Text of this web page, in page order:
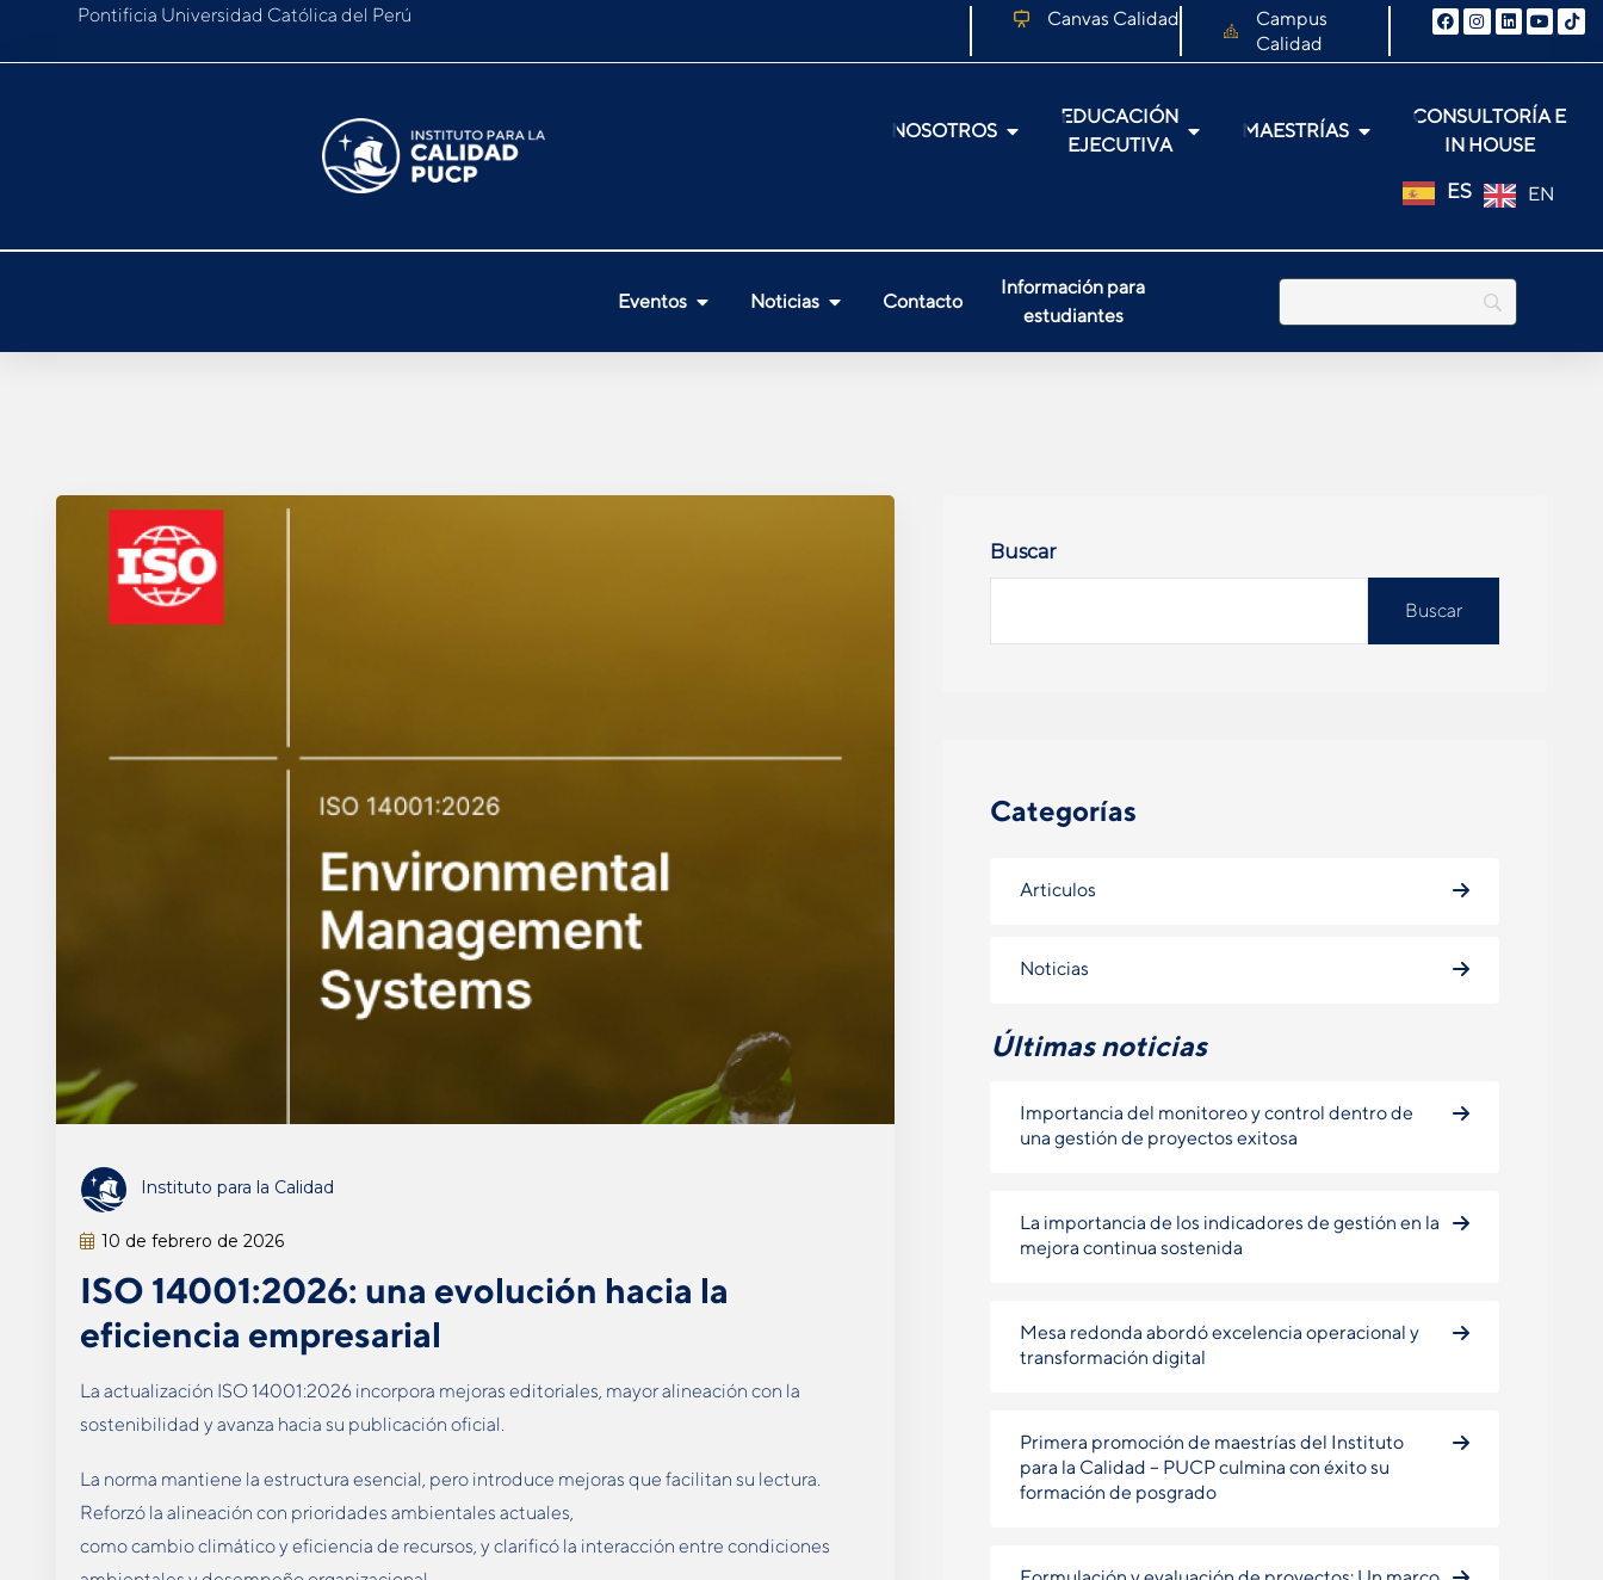
Pontificia Universidad Católica del Perú Canvas Calidad
Campus
Calidad
NOSOTROS
EDUCACIÓN
EJECUTIVA
MAESTRÍAS
CONSULTORÍA E
IN HOUSE
ES EN
Eventos Noticias Contacto
Información para
estudiantes
Instituto para la Calidad
10 de febrero de 2026
ISO 14001:2026: una evolución hacia la
eficiencia empresarial
La actualización ISO 14001:2026 incorpora mejoras editoriales, mayor alineación con la
sostenibilidad y avanza hacia su publicación oficial.
La norma mantiene la estructura esencial, pero introduce mejoras que facilitan su lectura.
Reforzó la alineación con prioridades ambientales actuales,
como cambio climático y eficiencia de recursos, y clarificó la interacción entre condiciones
Buscar
Buscar
Categorías
Articulos
Noticias
Últimas noticias
Importancia del monitoreo y control dentro de
una gestión de proyectos exitosa
La importancia de los indicadores de gestión en la
mejora continua sostenida
Mesa redonda abordó excelencia operacional y
transformación digital
Primera promoción de maestrías del Instituto
para la Calidad – PUCP culmina con éxito su
formación de posgrado